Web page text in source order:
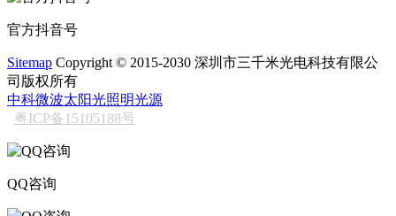
官方抖音号
Sitemap Copyright © 2015-2030 深圳市三千米光电科技有限公
司版权所有
中科微波太阳光照明光源
粤ICP备15105188号
QQ咨询